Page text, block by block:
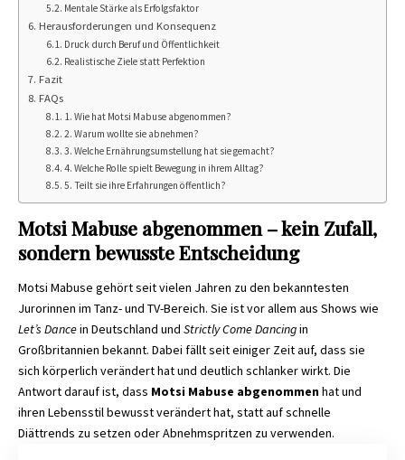
Mentale Stärke als Erfolgsfaktor
Herausforderungen und Konsequenz
Druck durch Beruf und Öffentlichkeit
Realistische Ziele statt Perfektion
Fazit
FAQs
1. Wie hat Motsi Mabuse abgenommen?
2. Warum wollte sie abnehmen?
3. Welche Ernährungsumstellung hat sie gemacht?
4. Welche Rolle spielt Bewegung in ihrem Alltag?
5. Teilt sie ihre Erfahrungen öffentlich?
Motsi Mabuse abgenommen – kein Zufall,
sondern bewusste Entscheidung
Motsi Mabuse gehört seit vielen Jahren zu den bekanntesten
Jurorinnen im Tanz- und TV-Bereich. Sie ist vor allem aus Shows wie
Let’s Dancein Deutschland und Strictly Come Dancingin
Großbritannien bekannt. Dabei fällt seit einiger Zeit auf, dass sie
sich körperlich verändert hat und deutlich schlanker wirkt. Die
Antwort darauf ist, dass Motsi Mabuse abgenommenhat und
ihren Lebensstil bewusst verändert hat, statt auf schnelle
Diättrends zu setzen oder Abnehmspritzen zu verwenden.